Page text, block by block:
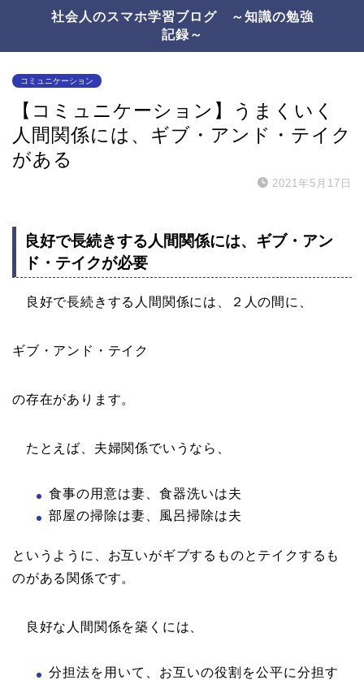
社会人のスマホ学習ブログ ～知識の勉強
記録～
コミュニケーション
【コミュニケーション】うまくいく
人間関係には、ギブ・アンド・テイク
がある
2021年5月17日
良好で長続きする人間関係には、ギブ・アン
ド・テイクが必要
良好で長続きする人間関係には、２人の間に、
ギブ・アンド・テイク
の存在があります。
たとえば、夫婦関係でいうなら、
食事の用意は妻、食器洗いは夫
部屋の掃除は妻、風呂掃除は夫
というように、お互いがギブするものとテイクするも
のがある関係です。
良好な人間関係を築くには、
分担法を用いて、お互いの役割を公平に分担す